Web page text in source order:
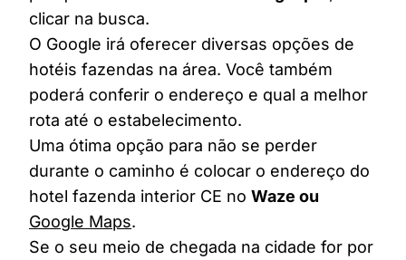
clicar na busca.
O Google irá oferecer diversas opções de
hotéis fazendas na área. Você também
poderá conferir o endereço e qual a melhor
rota até o estabelecimento.
Uma ótima opção para não se perder
durante o caminho é colocar o endereço do
hotel fazenda interior CE no Waze ou
Google Maps.
Se o seu meio de chegada na cidade for por